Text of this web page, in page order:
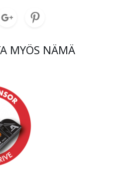
MYÖS NÄMÄ